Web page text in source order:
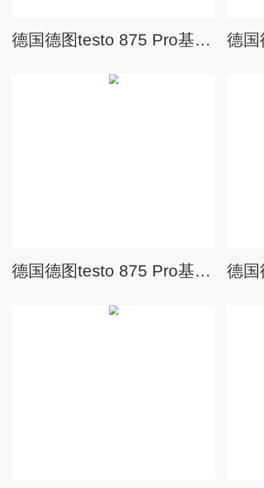
德国德图testo 875 Pro基础红外热像仪
德国德图testo 875 Pro基础型红外热像仪